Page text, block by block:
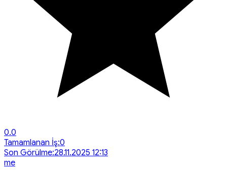
0.0
Tamamlanan İş:0
Son Görülme:28.11.2025 12:13
me